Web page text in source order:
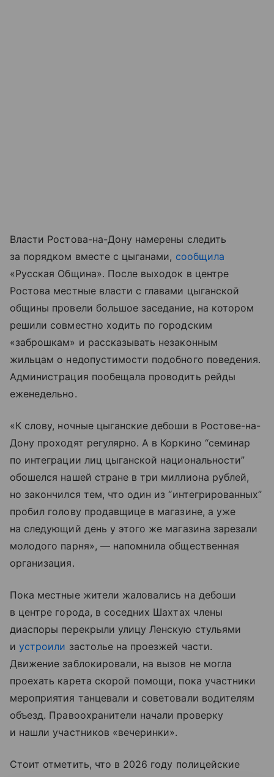
Власти Ростова-на-Дону намерены следить
за порядком вместе с цыганами, сообщила
«Русская Община». После выходок в центре
Ростова местные власти с главами цыганской
общины провели большое заседание, на котором
решили совместно ходить по городским
«заброшкам» и рассказывать незаконным
жильцам о недопустимости подобного поведения.
Администрация пообещала проводить рейды
еженедельно.
«К слову, ночные цыганские дебоши в Ростове-на-
Дону проходят регулярно. А в Коркино “семинар
по интеграции лиц цыганской национальности”
обошелся нашей стране в три миллиона рублей,
но закончился тем, что один из “интегрированных”
пробил голову продавщице в магазине, а уже
на следующий день у этого же магазина зарезали
молодого парня», — напомнила общественная
организация.
Пока местные жители жаловались на дебоши
в центре города, в соседних Шахтах члены
диаспоры перекрыли улицу Ленскую стульями
иустроили застолье на проезжей части.
Движение заблокировали, на вызов не могла
проехать карета скорой помощи, пока участники
мероприятия танцевали и советовали водителям
объезд. Правоохранители начали проверку
и нашли участников «вечеринки».
Стоит отметить, что в 2026 году полицейские